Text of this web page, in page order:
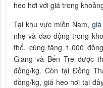
heo hơi với giá trong
Tại khu vực miền Nam,
nhẹ và dao động trong
thể, cùng tăng 1.000
Giang và Bến Tre được
đồng/kg. Còn tại Đồng
đồng/kg, giá heo hơi tại